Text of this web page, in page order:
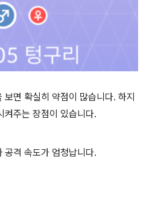
면 확실히 약점이 많습니다. 하지
켜주는 장점이 있습니다.
공격 속도가 엄청납니다.